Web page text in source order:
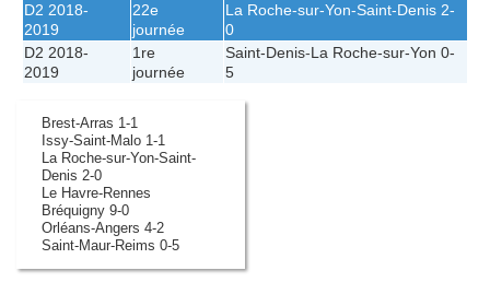
D2 2018-
2019
22e
journée
La Roche-sur-Yon-Saint-Denis 2-
0
D2 2018-
2019
1re
journée
Saint-Denis-La Roche-sur-Yon 0-
5
Brest-Arras 1-1
Issy-Saint-Malo 1-1
La Roche-sur-Yon-Saint-
Denis 2-0
Le Havre-Rennes
Bréquigny 9-0
Orléans-Angers 4-2
Saint-Maur-Reims 0-5